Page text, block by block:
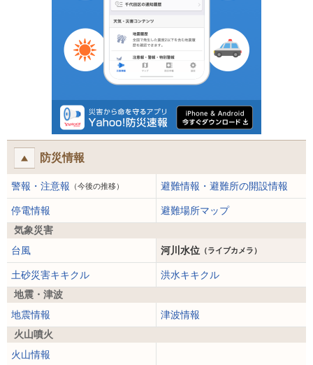
防災情報
警報・注意報 （今後の推移） 避難情報・避難所の開設情報
停電情報
避難場所マップ
気象災害
台風
河川水位 （ライブカメラ）
土砂災害キキクル
洪水キキクル
地震・津波
地震情報
津波情報
火山噴火
火山情報